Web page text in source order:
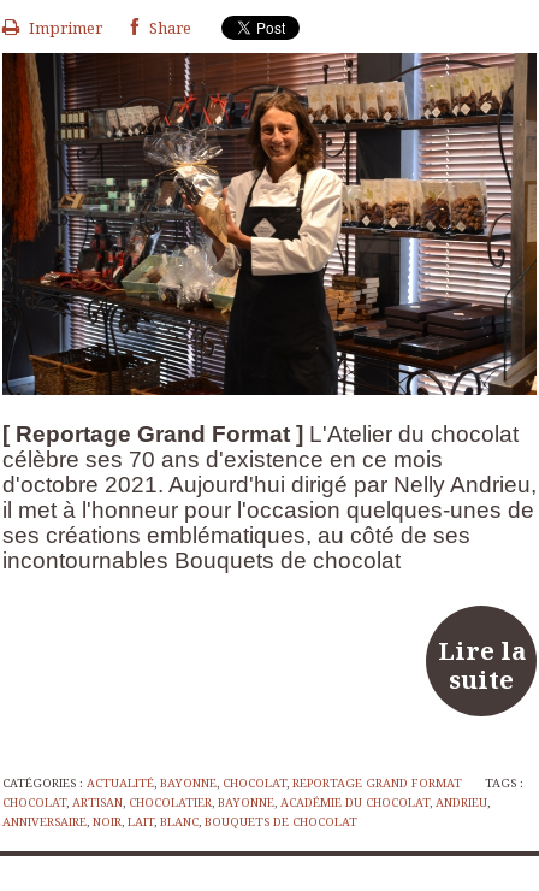
Imprimer Share
[ Reportage Grand Format ] L'Atelier du chocolat
célèbre ses 70 ans d'existence en ce mois
d'octobre 2021. Aujourd'hui dirigé par Nelly Andrieu,
il met à l'honneur pour l'occasion quelques-unes de
ses créations emblématiques, au côté de ses
incontournables Bouquets de chocolat
Lire la
suite
CATÉGORIES : ACTUALITÉ, BAYONNE, CHOCOLAT, REPORTAGE GRAND FORMAT
TAGS :
CHOCOLAT, ARTISAN, CHOCOLATIER, BAYONNE, ACADÉMIE DU CHOCOLAT, ANDRIEU,
ANNIVERSAIRE, NOIR, LAIT, BLANC, BOUQUETS DE CHOCOLAT